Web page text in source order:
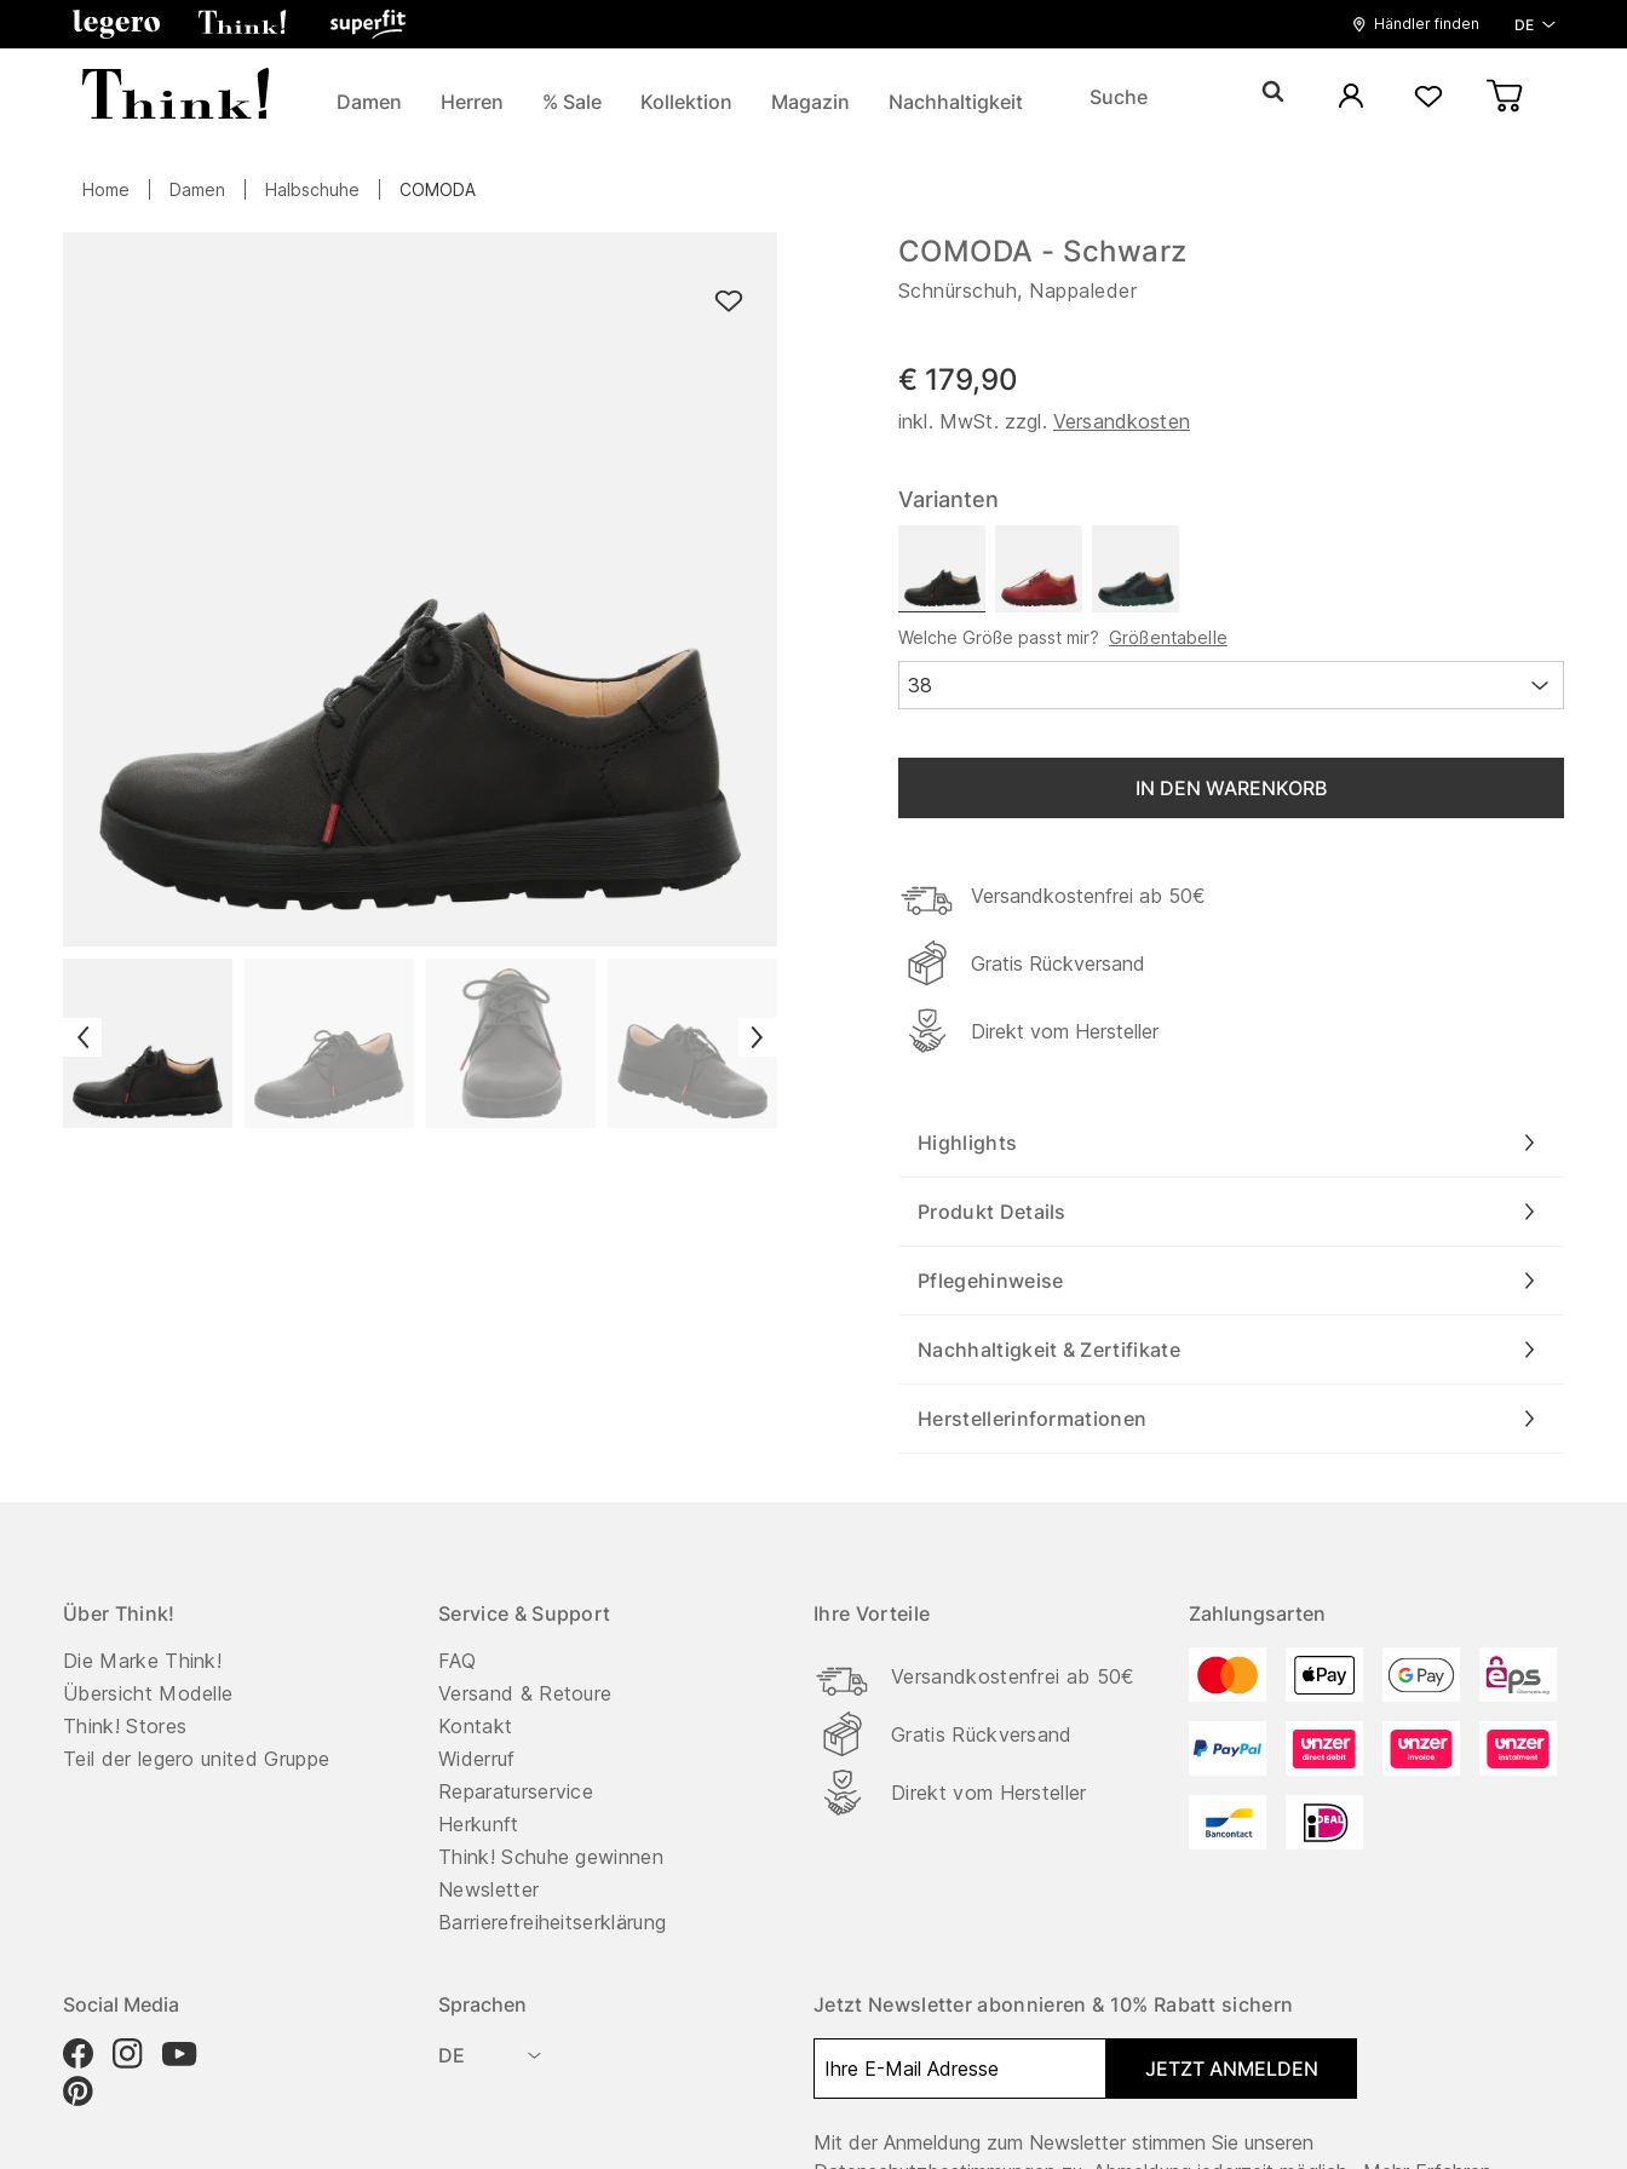
Händler finden DE
Damen Herren % Sale Kollektion Magazin Nachhaltigkeit
Home Damen Halbschuhe COMODA
COMODA - Schwarz
Schnürschuh, Nappaleder
€ 179,90
inkl. MwSt. zzgl. Versandkosten
Varianten
Welche Größe passt mir? Größentabelle
38
IN DEN WARENKORB
Versandkostenfrei ab 50€
Gratis Rückversand
Direkt vom Hersteller
Highlights
Produkt Details
Pflegehinweise
Nachhaltigkeit & Zertifikate
Herstellerinformationen
Über Think!
Die Marke Think!
Übersicht Modelle
Think! Stores
Teil der legero united Gruppe
Service & Support
FAQ
Versand & Retoure
Kontakt
Widerruf
Reparaturservice
Herkunft
Think! Schuhe gewinnen
Newsletter
Barrierefreiheitserklärung
Ihre Vorteile
Versandkostenfrei ab 50€
Gratis Rückversand
Direkt vom Hersteller
Zahlungsarten
Social Media Sprachen
DE
Jetzt Newsletter abonnieren & 10% Rabatt sichern
JETZT ANMELDEN
Mit der Anmeldung zum Newsletter stimmen Sie unseren